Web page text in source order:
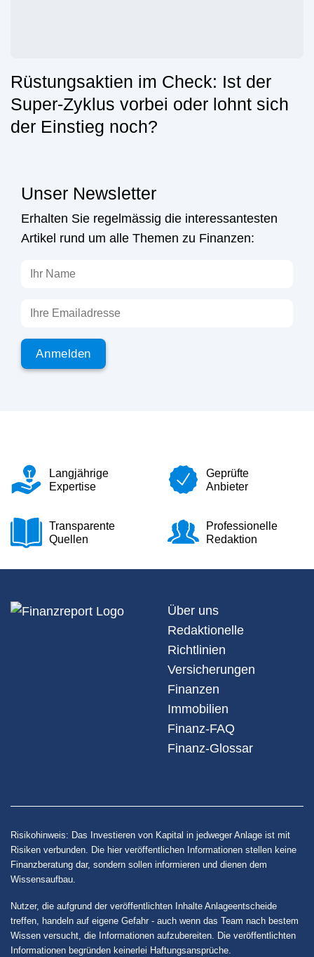
Rüstungsaktien im Check: Ist der
Super-Zyklus vorbei oder lohnt sich
der Einstieg noch?
Unser Newsletter
Erhalten Sie regelmässig die interessantesten
Artikel rund um alle Themen zu Finanzen:
Langjährige
Expertise
Geprüfte
Anbieter
Transparente
Quellen
Professionelle
Redaktion
Über uns
Redaktionelle
Richtlinien
Versicherungen
Finanzen
Immobilien
Finanz-FAQ
Finanz-Glossar
Risikohinweis: Das Investieren von Kapital in jedweger Anlage ist mit
Risiken verbunden. Die hier veröffentlichen Informationen stellen keine
Finanzberatung dar, sondern sollen informieren und dienen dem
Wissensaufbau.
Nutzer, die aufgrund der veröffentlichten Inhalte Anlageentscheide
treffen, handeln auf eigene Gefahr - auch wenn das Team nach bestem
Wissen versucht, die Informationen aufzubereiten. Die veröffentlichten
Informationen begründen keinerlei Haftungsansprüche.